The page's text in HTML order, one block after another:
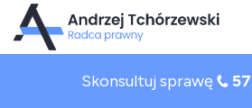
Skonsultuj sprawę